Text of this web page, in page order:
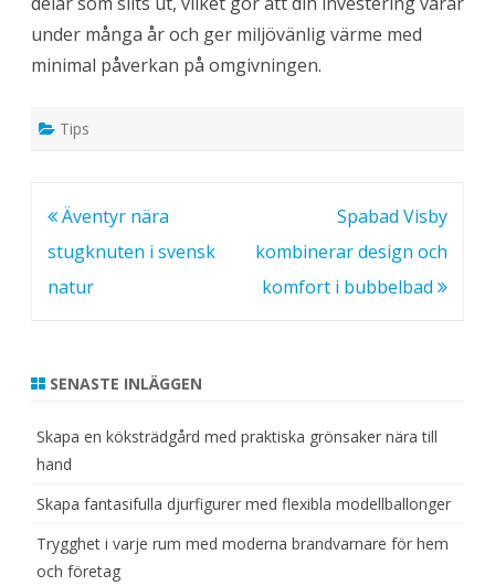
under många år och ger miljövänlig värme med
minimal påverkan på omgivningen.
Tips
Inläggsnavigering
Äventyr nära
stugknuten i svensk
natur
Spabad Visby
kombinerar design och
komfort i bubbelbad
SENASTE INLÄGGEN
Skapa en köksträdgård med praktiska grönsaker nära till
hand
Skapa fantasifulla djurfigurer med flexibla modellballonger
Trygghet i varje rum med moderna brandvarnare för hem
och företag